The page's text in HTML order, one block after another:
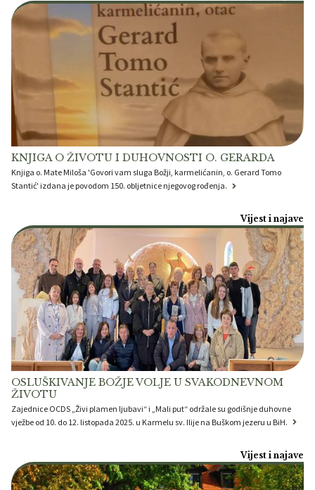
KNJIGA O ŽIVOTU I DUHOVNOSTI O. GERARDA
Knjiga o. Mate Miloša 'Govori vam sluga Božji, karmelićanin, o. Gerard Tomo
Stantić' izdana je povodom 150. obljetnice njegovog rođenja.
Vijest i najave
OSLUŠKIVANJE BOŽJE VOLJE U SVAKODNEVNOM
ŽIVOTU
Zajednice OCDS „Živi plamen ljubavi“ i „Mali put“ održale su godišnje duhovne
vježbe od 10. do 12. listopada 2025. u Karmelu sv. Ilije na Buškom jezeru u BiH.
Vijest i najave